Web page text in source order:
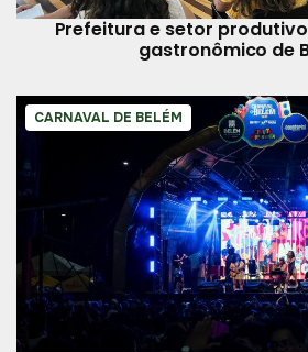
Prefeitura e setor
gastronômico de
CARNAVAL DE BELÉM